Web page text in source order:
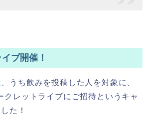
ブ開催！
うち飲みを投稿した人を対象に、
レットライブにご招待というキャ
た！